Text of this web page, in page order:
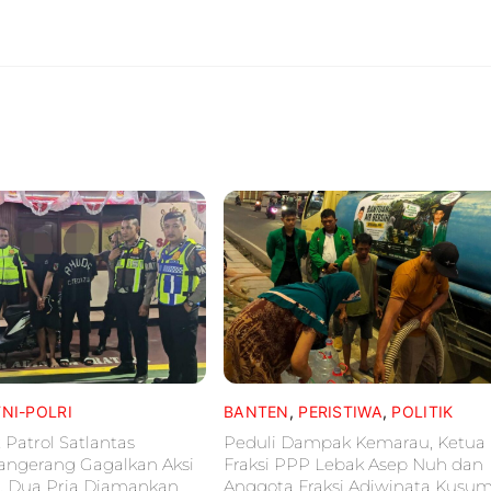
POLRI
Patrol Satlantas
Gagalkan Aksi
Dua Pria Diamankan
BANTEN, PERISTIWA, POLITIK
Peduli Dampak Kemarau, Ketua
Fraksi PPP Lebak Asep Nuh dan
Anggota Fraksi Adiwinata